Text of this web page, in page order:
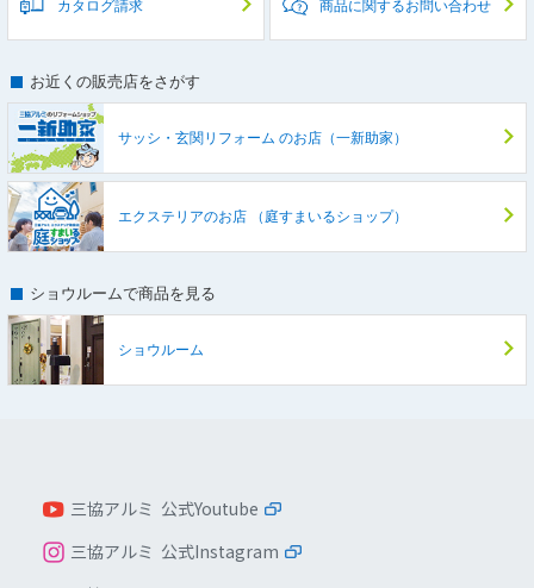
カタログ請求 商品に関するお問い合わせ
お近くの販売店をさがす
サッシ・玄関リフォーム のお店（一新助家）
エクステリアのお店（庭すまいるショップ）
ショウルームで商品を見る
ショウルーム
三協アルミ 公式Youtube
三協アルミ 公式Instagram